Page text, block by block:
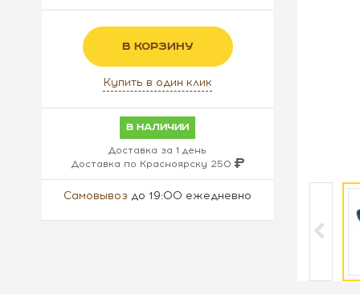
В КОРЗИНУ
Купить в один клик
в наличии
Доставка за 1 день
Доставка по Красноярску 250
Самовывоз до 19:00 ежедневно